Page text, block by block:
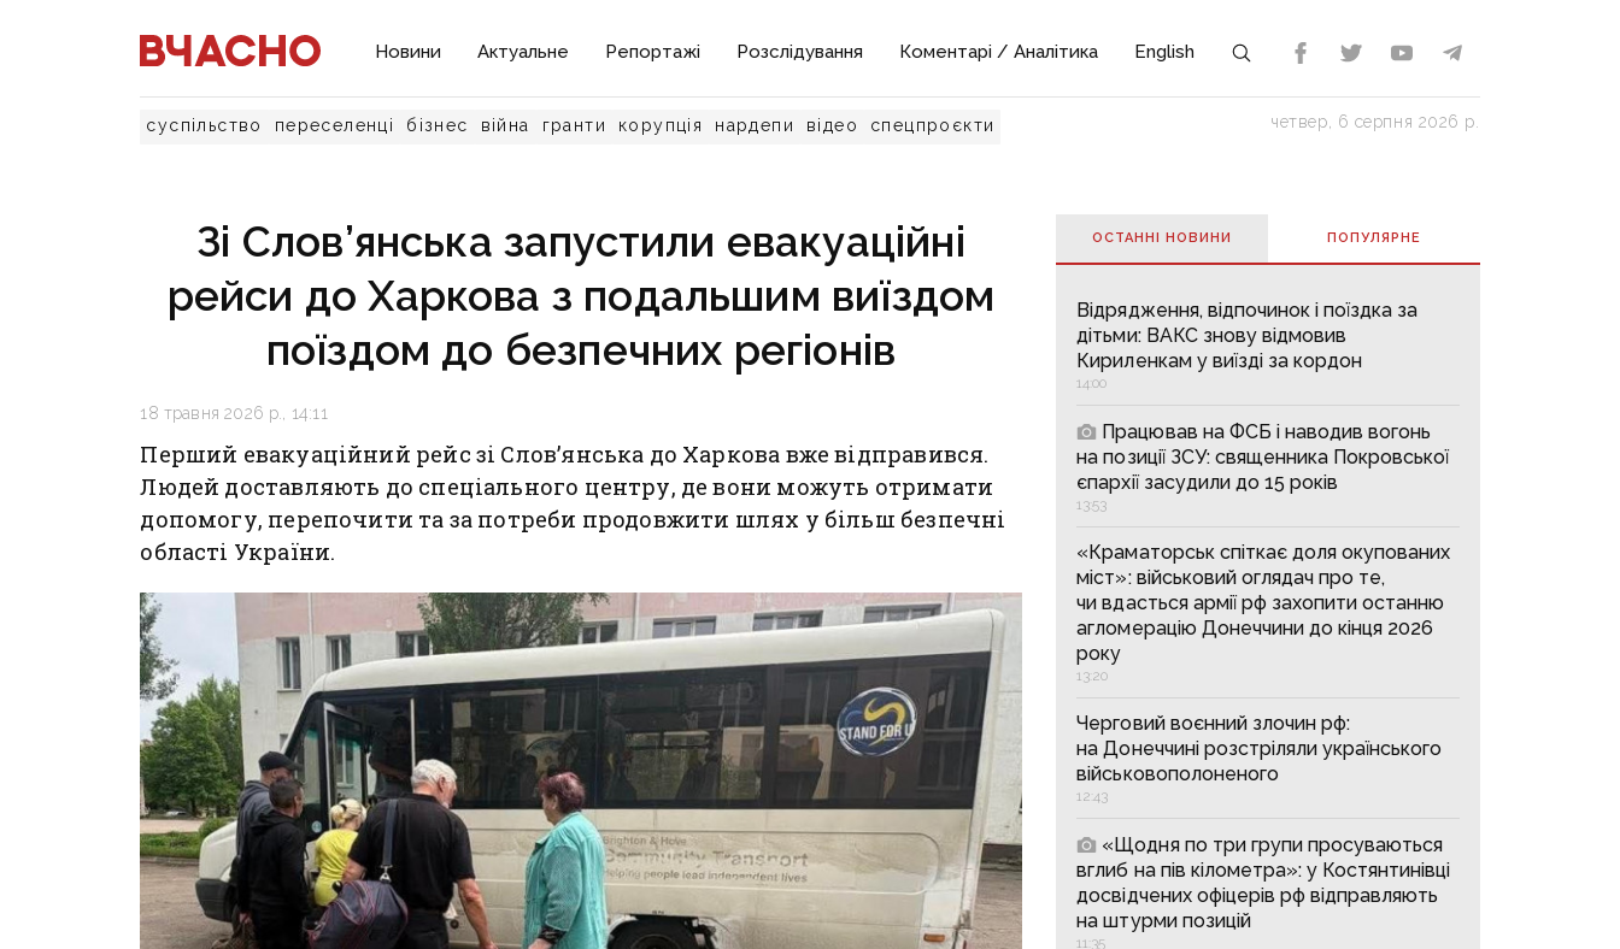
Новини Актуальне Репортажі Розслідування Коментарі / Аналітика English
суспільство переселенці бізнес війна гранти корупція нардепи відео спецпроєкти четвер, 6 серпня 2026 р.
Зі Слов’янська запустили евакуаційні
рейси до Харкова з подальшим виїздом
поїздом до безпечних регіонів
18 травня 2026 р., 14:11
Перший евакуаційний рейс зі Слов’янська до Харкова вже відправився.
Людей доставляють до спеціального центру, де вони можуть отримати
допомогу, перепочити та за потреби продовжити шлях у більш безпечні
області України.
ОСТАННІ НОВИНИ ПОПУЛЯРНE
Відрядження, відпочинок і поїздка за
дітьми: ВАКС знову відмовив
Кириленкам у виїзді за кордон
14:00
Працював на ФСБ і наводив вогонь
на позиції ЗСУ: священника Покровської
єпархії засудили до 15 років
13:53
«Краматорськ спіткає доля окупованих
міст»: військовий оглядач про те,
чи вдасться армії рф захопити останню
агломерацію Донеччини до кінця 2026
року
13:20
Черговий воєнний злочин рф:
на Донеччині розстріляли українського
військовополоненого
12:43
«Щодня по три групи просуваються
вглиб на пів кілометра»: у Костянтинівці
досвідчених офіцерів рф відправляють
на штурми позицій
11:35